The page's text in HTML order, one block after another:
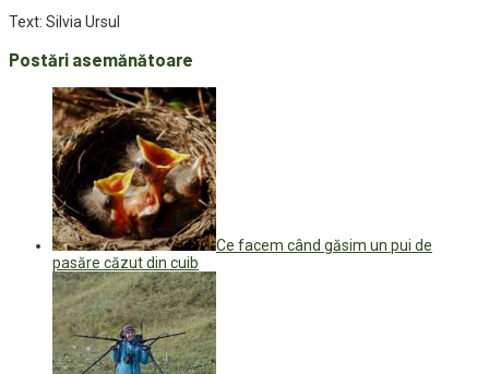
Text: Silvia Ursul
Postări asemănătoare
Ce facem când găsim un pui de
pasăre căzut din cuib